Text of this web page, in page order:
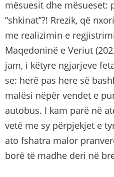
mësuesit dhe mësueset:
“shkinat”?! Rrezik, që
me realizimin e
Maqedoninë e Veriut
jam, i këtyre ngjarjeve
se: herë pas here së
malësi nëpër vendet e
autobus. I kam parë në
vetë me sy përpjekjet e
ato fshatra malor
borë të madhe deri në